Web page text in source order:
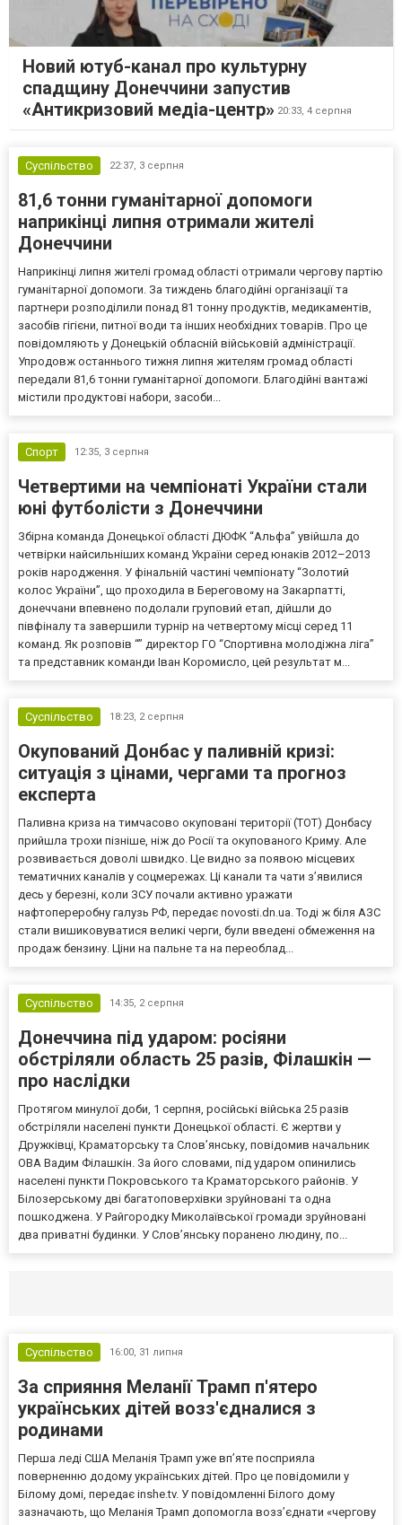
Новий ютуб-канал про культурну
спадщину Донеччини запустив
«Антикризовий медіа-центр» 20:33, 4 серпня
Суспільство 22:37, 3 серпня
81,6 тонни гуманітарної допомоги
наприкінці липня отримали жителі
Донеччини
Наприкінці липня жителі громад області отримали чергову партію
гуманітарної допомоги. За тиждень благодійні організації та
партнери розподілили понад 81 тонну продуктів, медикаментів,
засобів гігієни, питної води та інших необхідних товарів. Про це
повідомляють у Донецькій обласній військовій адміністрації.
Упродовж останнього тижня липня жителям громад області
передали 81,6 тонни гуманітарної допомоги. Благодійні вантажі
містили продуктові набори, засоби...
Спорт 12:35, 3 серпня
Четвертими на чемпіонаті України стали
юні футболісти з Донеччини
Збірна команда Донецької області ДЮФК “Альфа” увійшла до
четвірки найсильніших команд України серед юнаків 2012–2013
років народження. У фінальній частині чемпіонату “Золотий
колос України”, що проходила в Береговому на Закарпатті,
донеччани впевнено подолали груповий етап, дійшли до
півфіналу та завершили турнір на четвертому місці серед 11
команд. Як розповів “” директор ГО “Спортивна молодіжна ліга”
та представник команди Іван Коромисло, цей результат м...
Суспільство 18:23, 2 серпня
Окупований Донбас у паливній кризі:
ситуація з цінами, чергами та прогноз
експерта
Паливна криза на тимчасово окуповані території (ТОТ) Донбасу
прийшла трохи пізніше, ніж до Росії та окупованого Криму. Але
розвивається доволі швидко. Це видно за появою місцевих
тематичних каналів у соцмережах. Ці канали та чати з’явилися
десь у березні, коли ЗСУ почали активно уражати
нафтопереробну галузь РФ, передає novosti.dn.ua. Тоді ж біля АЗС
стали вишиковуватися великі черги, були введені обмеження на
продаж бензину. Ціни на пальне та на переоблад...
Суспільство 14:35, 2 серпня
Донеччина під ударом: росіяни
обстріляли область 25 разів, Філашкін —
про наслідки
Протягом минулої доби, 1 серпня, російські війська 25 разів
обстріляли населені пункти Донецької області. Є жертви у
Дружківці, Краматорську та Слов’янську, повідомив начальник
ОВА Вадим Філашкін. За його словами, під ударом опинились
населені пункти Покровського та Краматорського районів. У
Білозерському дві багатоповерхівки зруйновані та одна
пошкоджена. У Райгородку Миколаївської громади зруйновані
два приватні будинки. У Слов’янську поранено людину, по...
Суспільство 16:00, 31 липня
За сприяння Меланії Трамп п'ятеро
українських дітей возз'єдналися з
родинами
Перша леді США Меланія Трамп уже впʼяте посприяла
поверненню додому українських дітей. Про це повідомили у
Білому домі, передає inshe.tv. У повідомленні Білого дому
зазначають, що Меланія Трамп допомогла возз’єднати «чергову